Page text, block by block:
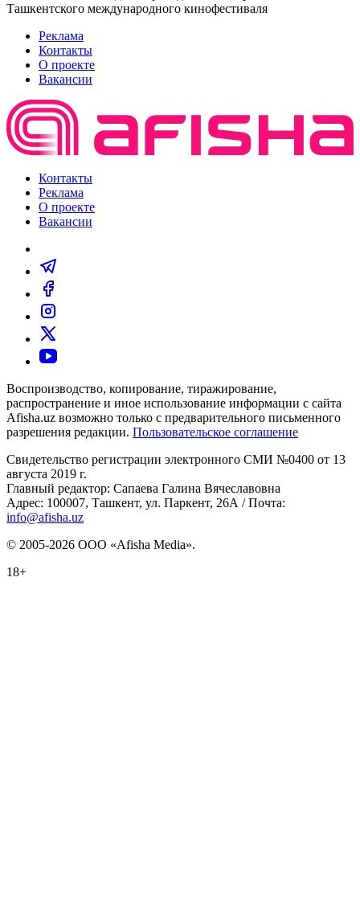
Ташкентского международного кинофестиваля
Реклама
Контакты
О проекте
Вакансии
Контакты
Реклама
О проекте
Вакансии
Воспроизводство, копирование, тиражирование,
распространение и иное использование информации с сайта
Afisha.uz возможно только с предварительного письменного
разрешения редакции. Пользовательское соглашение
Свидетельство регистрации электронного СМИ №0400 от 13
августа 2019 г.
Главный редактор: Сапаева Галина Вячеславовна
Адрес: 100007, Ташкент, ул. Паркент, 26А / Почта:
info@afisha.uz
© 2005-2026 ООО «Afisha Media».
18+